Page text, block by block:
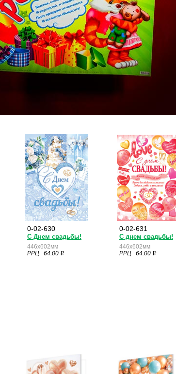
0-02-630
С Днем свадьбы!
446x602мм
РРЦ 64.00 a
0-02-631
С днем свадьбы!
446x602мм
РРЦ 64.00 a